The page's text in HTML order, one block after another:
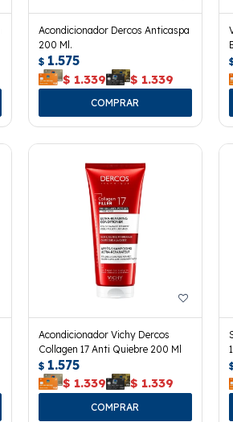
Acondicionador Dercos Anticaspa
200 Ml.
$ 1.575
$ 1.339 $ 1.339
Acondicionador Vichy Dercos
Collagen 17 Anti Quiebre 200 Ml
$ 1.575
$ 1.339 $ 1.339